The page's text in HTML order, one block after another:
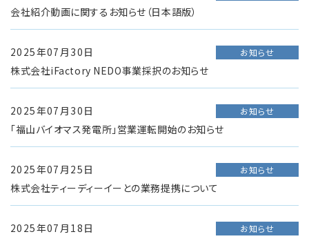
会社紹介動画に関するお知らせ（日本語版）
2025年07月30日 お知らせ
株式会社iFactory NEDO事業採択のお知らせ
2025年07月30日 お知らせ
「福山バイオマス発電所」営業運転開始のお知らせ
2025年07月25日 お知らせ
株式会社ティーディーイーとの業務提携について
2025年07月18日 お知らせ